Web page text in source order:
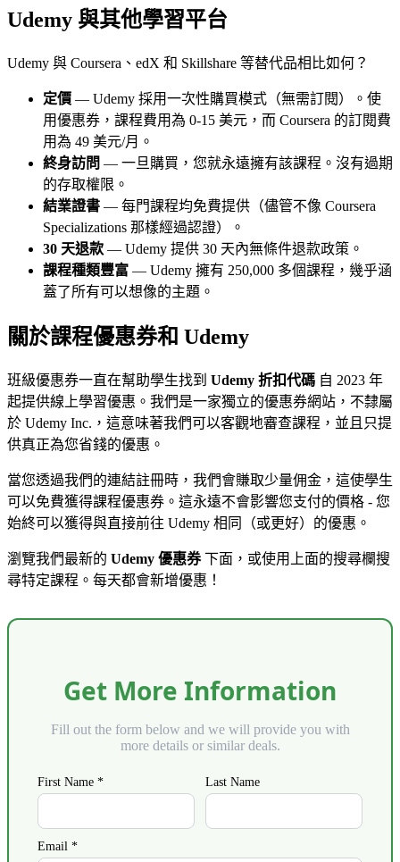
Udemy 與其他學習平台
Udemy 與 Coursera、edX 和 Skillshare 等替代品相比如何？
定價 — Udemy 採用一次性購買模式（無需訂閱）。使
用優惠券，課程費用為 0-15 美元，而 Coursera 的訂閱費
用為 49 美元/月。
終身訪問 — 一旦購買，您就永遠擁有該課程。沒有過期
的存取權限。
結業證書 — 每門課程均免費提供（儘管不像 Coursera
Specializations 那樣經過認證）。
30 天退款 — Udemy 提供 30 天內無條件退款政策。
課程種類豐富 — Udemy 擁有 250,000 多個課程，幾乎涵
蓋了所有可以想像的主題。
關於課程優惠券和 Udemy
班級優惠券一直在幫助學生找到 Udemy 折扣代碼 自 2023 年
起提供線上學習優惠。我們是一家獨立的優惠券網站，不隸屬
於 Udemy Inc.，這意味著我們可以客觀地審查課程，並且只提
供真正為您省錢的優惠。
當您透過我們的連結註冊時，我們會賺取少量佣金，這使學生
可以免費獲得課程優惠券。這永遠不會影響您支付的價格 - 您
始終可以獲得與直接前往 Udemy 相同（或更好）的優惠。
瀏覽我們最新的 Udemy 優惠券下面，或使用上面的搜尋欄搜
尋特定課程。每天都會新增優惠！
Get More Information
Fill out the form below and we will provide you with
more details or similar deals.
First Name * Last Name
Email *